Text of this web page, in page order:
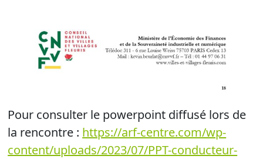
Pour consulter le powerpoint diffusé lors de
la rencontre : https://arf-centre.com/wp-
content/uploads/2023/07/PPT-conducteur-